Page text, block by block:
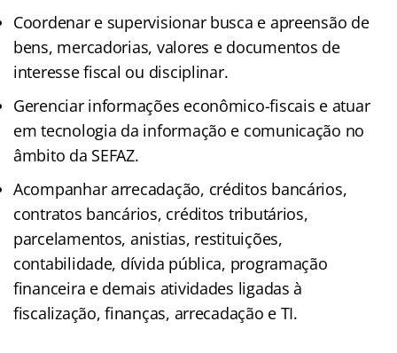
Coordenar e supervisionar busca e apreensão de
bens, mercadorias, valores e documentos de
interesse fiscal ou disciplinar.
Gerenciar informações econômico-fiscais e atuar
em tecnologia da informação e comunicação no
âmbito da SEFAZ.
Acompanhar arrecadação, créditos bancários,
contratos bancários, créditos tributários,
parcelamentos, anistias, restituições,
contabilidade, dívida pública, programação
financeira e demais atividades ligadas à
fiscalização, finanças, arrecadação e TI.